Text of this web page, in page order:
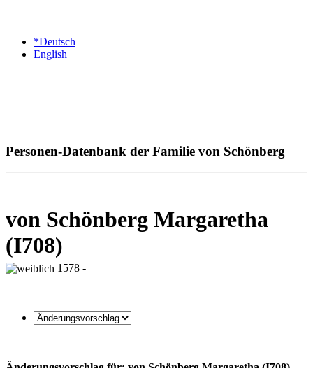
*Deutsch
English
Personen-Datenbank der Familie von Schönberg
von Schönberg Margaretha
(I708)
1578 -